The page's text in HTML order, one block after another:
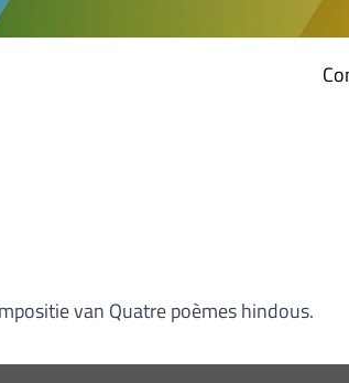
van Quatre poèmes hindous.